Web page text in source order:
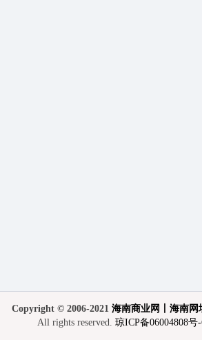
Copyright © 2006-2021 海南商业网丨海南网
All rights reserved. 琼ICP备06004808号